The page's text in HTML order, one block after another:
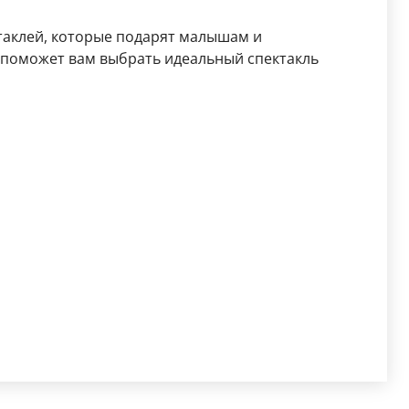
которые подарят малышам и
вам выбрать идеальный спектакль